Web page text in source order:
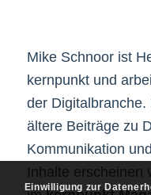
Mike Schnoor ist
kernpunkt und
der
ältere Beiträge zu
Kommunikation
Inhalte erscheinen
Einwilligung zur